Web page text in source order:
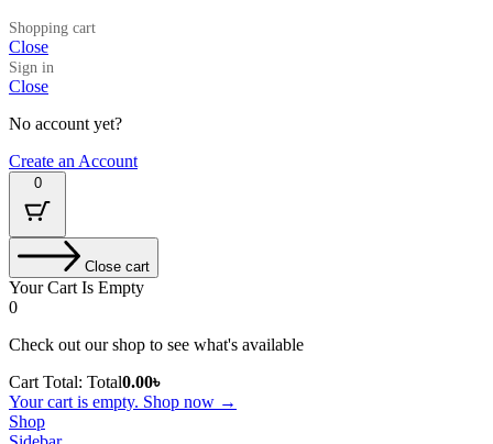
Shopping cart
Close
Sign in
Close
No account yet?
Create an Account
0
Close cart
Your Cart Is Empty
0
Check out our shop to see what's available
Cart Total: Total0.00৳
Your cart is empty. Shop now →
Shop